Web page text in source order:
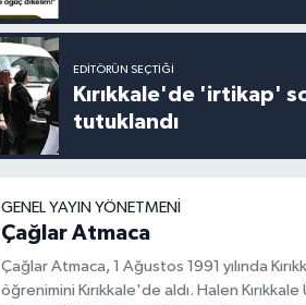
EDITÖRÜN SEÇTIĞI
Kırıkkale'de 'irtikap'
tutuklandı
GENEL YAYIN YÖNETMENI
Çağlar Atmaca
Çağlar Atmaca, 1 Ağustos 1991 yılında
öğrenimini Kırıkkale'de aldı. Halen